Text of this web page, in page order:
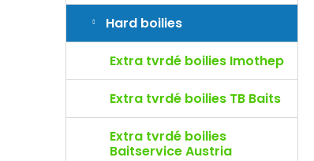
l
Hard boilies
Extra tvrdé boilies Imothep
Extra tvrdé boilies TB Baits
Extra tvrdé boilies
Baitservice Austria